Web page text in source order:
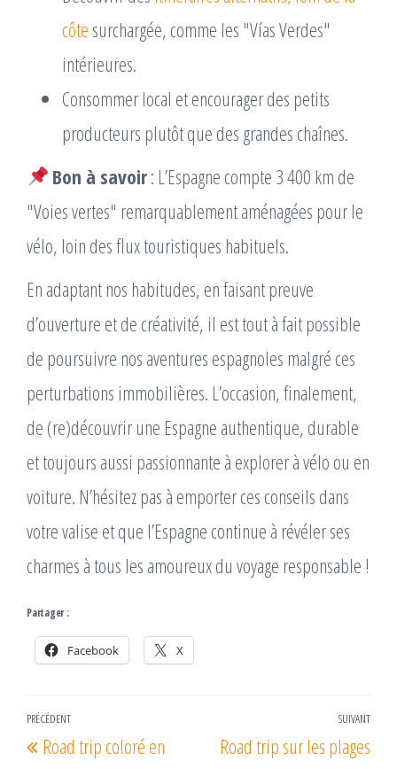
côte surchargée, comme les "Vías Verdes"
intérieures.
Consommer local et encourager des petits
producteurs plutôt que des grandes chaînes.
Bon à savoir: L’Espagne compte 3 400 km de
"Voies vertes" remarquablement aménagées pour le
vélo, loin des flux touristiques habituels.
En adaptant nos habitudes, en faisant preuve
d’ouverture et de créativité, il est tout à fait possible
de poursuivre nos aventures espagnoles malgré ces
perturbations immobilières. L’occasion, finalement,
de (re)découvrir une Espagne authentique, durable
et toujours aussi passionnante à explorer à vélo ou en
voiture. N’hésitez pas à emporter ces conseils dans
votre valise et que l’Espagne continue à révéler ses
charmes à tous les amoureux du voyage responsable !
Partager :
Facebook X
Navigation
de
Article
précédent
PRÉCÉDENT
Road trip coloré en
SUIVANT
Road trip sur les plages